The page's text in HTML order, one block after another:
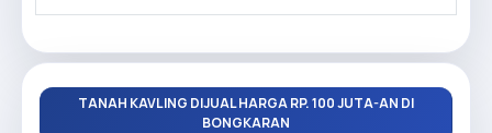
TANAH KAVLING DIJUAL HARGA RP. 100 JUTA-AN DI
BONGKARAN